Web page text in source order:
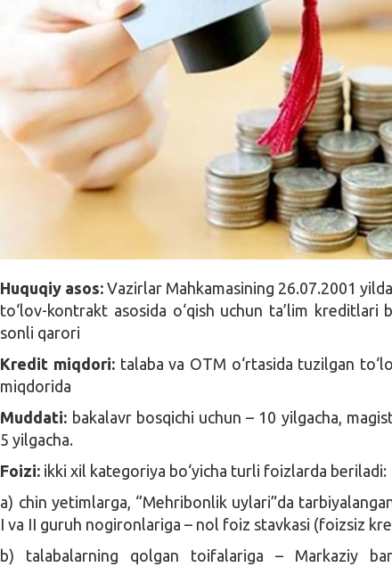
Huquqiy asos: Vazirlar Mahkamasining 26.07.2001
to‘lov-kontrakt asosida o‘qish uchun ta’lim kreditlari
sonli qarori
Kredit miqdori: talaba va OTM o‘rtasida tuzilgan
miqdorida
Muddati: bakalavr bosqichi uchun – 10 yilgacha,
5 yilgacha.
Foizi: ikki xil kategoriya bo‘yicha turli foizlarda beriladi:
a) chin yetimlarga, “Mehribonlik uylari”da
I va II guruh nogironlariga – nol foiz stavkasi (foizsiz
b) talabalarning qolgan toifalariga – Markaziy